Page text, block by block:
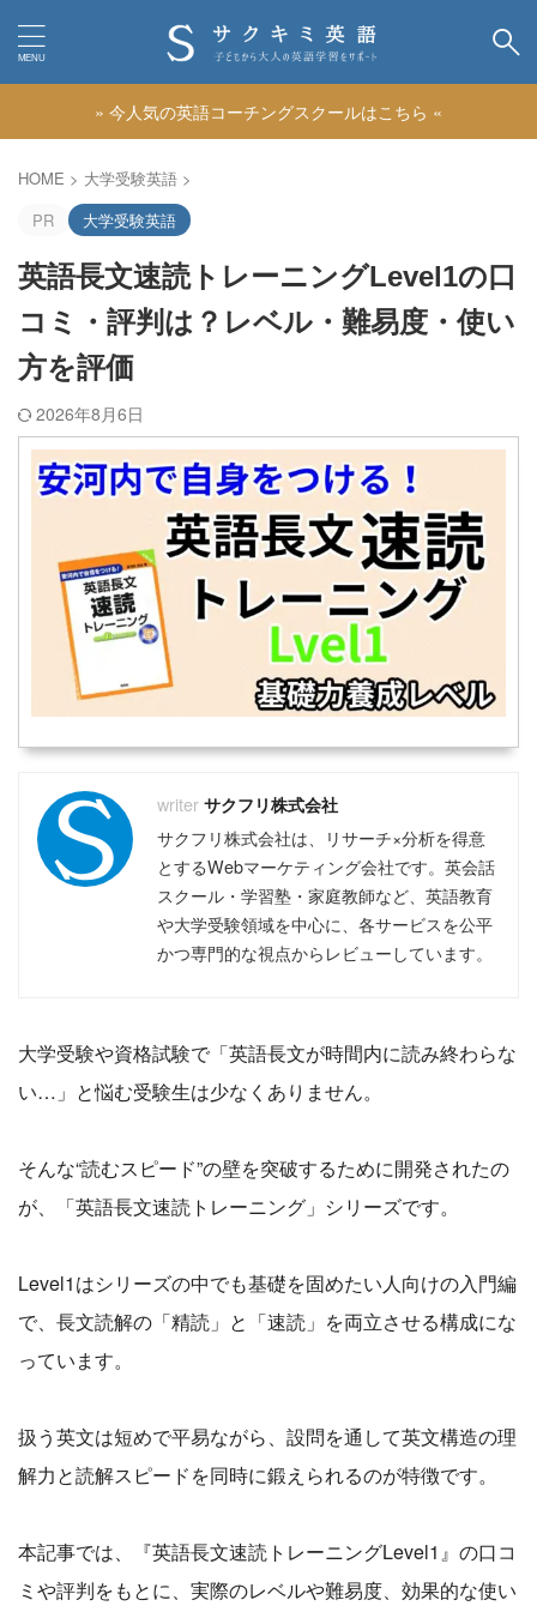
» 今人気の英語コーチングスクールはこちら «
HOME > 大学受験英語 >
PR
大学受験英語
英語長文速読トレーニングLevel1の口
コミ・評判は？レベル・難易度・使い
方を評価
2026年8月6日
サクフリ株式会社
サクフリ株式会社は、リサーチ×分析を得意
とするWebマーケティング会社です。英会話
スクール・学習塾・家庭教師など、英語教育
や大学受験領域を中心に、各サービスを公平
かつ専門的な視点からレビューしています。
大学受験や資格試験で「英語長文が時間内に読み終わらな
い…」と悩む受験生は少なくありません。
そんな“読むスピード”の壁を突破するために開発されたの
が、「英語長文速読トレーニング」シリーズです。
Level1はシリーズの中でも基礎を固めたい人向けの入門編
で、長文読解の「精読」と「速読」を両立させる構成にな
っています。
扱う英文は短めで平易ながら、設問を通して英文構造の理
解力と読解スピードを同時に鍛えられるのが特徴です。
本記事では、『英語長文速読トレーニングLevel1』の口コ
ミや評判をもとに、実際のレベルや難易度、効果的な使い